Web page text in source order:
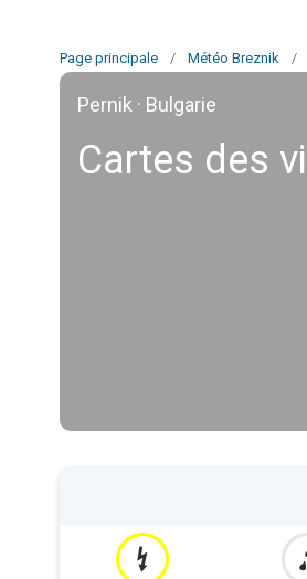
Page principale / Météo Breznik /
Pernik · Bulgarie
Cartes des